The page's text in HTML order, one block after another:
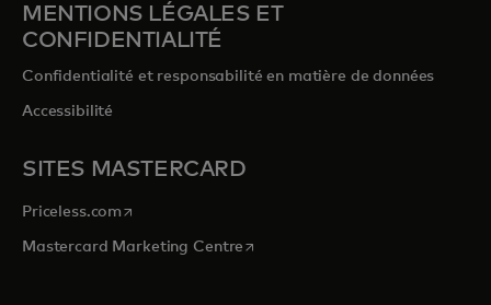
MENTIONS LÉGALES ET
CONFIDENTIALITÉ
Confidentialité et responsabilité en matière de données
Accessibilité
SITES MASTERCARD
Priceless.com s’ouvre dans un nouvel onglet
Mastercard Marketing Centre s’ouvre dans un nouvel onglet